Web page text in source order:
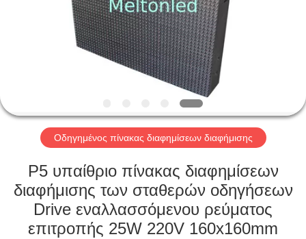
ΠΡΟΪΌΝΤΑ
ΠΕΡΊΠΟΥ
ΓΎΡΟΣ
ΕΡΓΟΣΤΑΣΊΩΝ
ΠΟΙΟΤΙΚΌΣ
ΈΛΕΓΧΟΣ
Οδηγημένος πίνακας διαφημίσεων διαφήμισης
P5 υπαίθριο πίνακας διαφημίσεων
διαφήμισης των σταθερών οδηγήσεων
Drive εναλλασσόμενου ρεύματος
επιτροπής 25W 220V 160x160mm